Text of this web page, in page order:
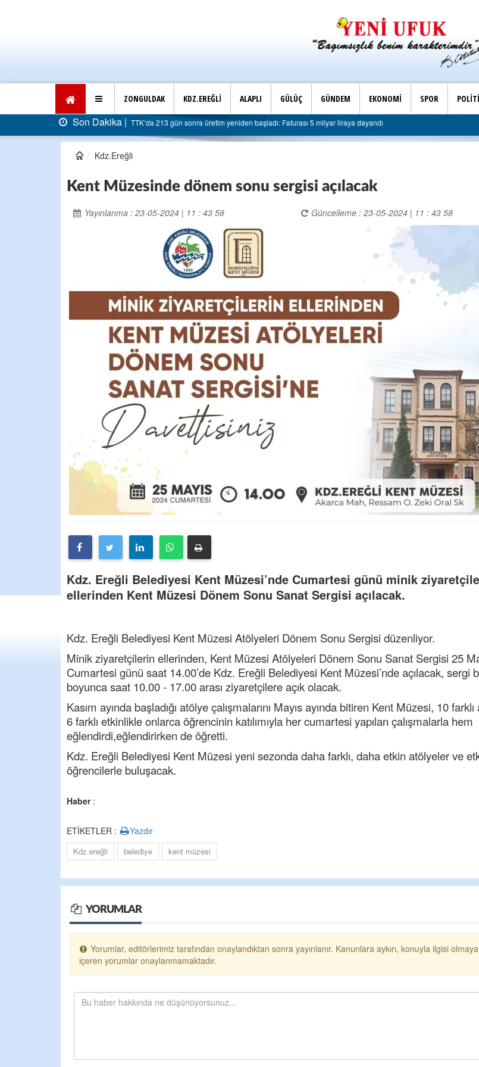
ZONGULDAK KDZ.EREĞLİ ALAPLI GÜLÜÇ GÜNDEM EKONOMİ SPOR
Son Dakika |TTK’da 213 gün sonra üretim yeniden başladı: Faturası 5 milyar liraya dayandı Son Dakika | AK Parti
Kdz.Ereğli
Kent Müzesinde dönem sonu sergisi açılacak
Yayınlanma : 23-05-2024 | 11 : 43 58 Güncelleme : 23-05-2024 | 11 : 43 58
Kdz. Ereğli Belediyesi Kent Müzesi’nde Cumartesi günü minik
ellerinden Kent Müzesi Dönem Sonu Sanat Sergisi açılacak.
Kdz. Ereğli Belediyesi Kent Müzesi Atölyeleri Dönem Sonu Sergisi düzenliyor.
Minikziyaretçilerin ellerinden, Kent Müzesi Atölyeleri Dönem Sonu Sanat Sergisi 25
Cumartesi günü saat 14.00’de Kdz. Ereğli Belediyesi Kent Müzesi’nde açılacak, sergi
boyunca saat 10.00 - 17.00 arası ziyaretçilere açık olacak.
Kasım ayında başladığı atölye çalışmalarını Mayıs ayında bitiren Kent Müzesi, 10
6 farklı etkinlikle onlarca öğrencinin katılımıyla her cumartesi yapılan çalışmalarla hem
eğlendirdi,eğlendirirken de öğretti.
Kdz. Ereğli Belediyesi Kent Müzesi yeni sezonda daha farklı, daha etkin atölyeler ve
öğrencilerle buluşacak.
Haber:
ETİKETLER : Yazdır
Kdz.ereğli belediye kent müzesi
YORUMLAR
Yorumlar, editörlerimiz tarafından onaylandıktan sonra yayınlanır. Kanunlara aykırı, konuyla ilgisi
içeren yorumlar onaylanmamaktadır.
Cengiz GÜZEL
Başkana
senedir
terbiyesi
Ereğli Futbol
düşünsün ve